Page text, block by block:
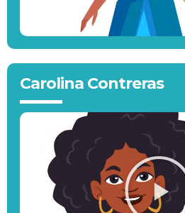
Carolina Contreras